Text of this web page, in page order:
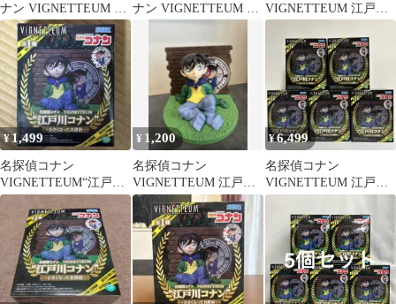
ナン VIGNETTEUM ～
小さくなった名探偵～
30周年
ナン VIGNETTEUM 小
さくなった名探偵
VIGNETTEUM 江戸川
コナン 小さくなった名
探偵
¥1,499
名探偵コナン
VIGNETTEUM“江戸川
コナン”～小さくなった
名探偵～
¥ 1,200
名探偵コナン
VIGNETTEUM 江戸川
コナン フィギュア
¥6,499
名探偵コナン
VIGNETTEUM 江戸川
コナン ～小さくなっ
た名探偵～